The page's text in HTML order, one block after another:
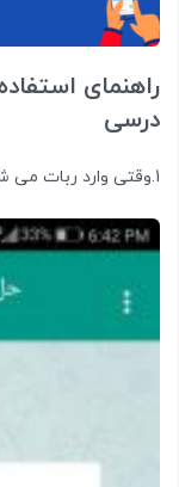
راهنمای
درسی
1.وقتی وارد ربات می شوید، برای شروع باید